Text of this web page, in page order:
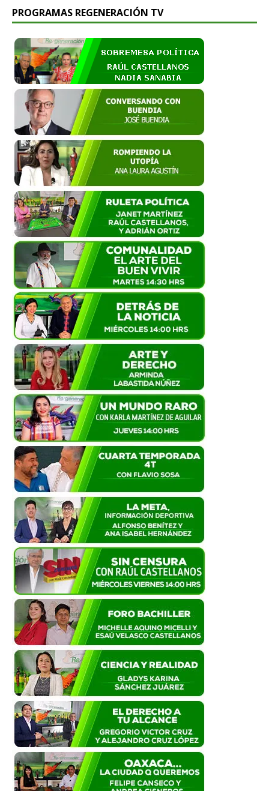
PROGRAMAS REGENERACIÓN TV